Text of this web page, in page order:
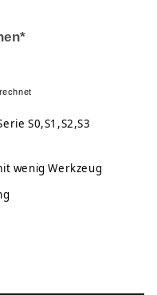
S0,S1,S2,S3
wenig Werkzeug